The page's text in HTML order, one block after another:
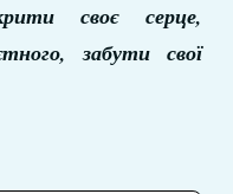
своє серце,
забути свої